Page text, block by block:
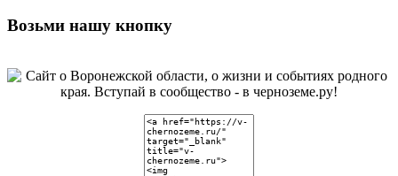
Возьми нашу кнопку